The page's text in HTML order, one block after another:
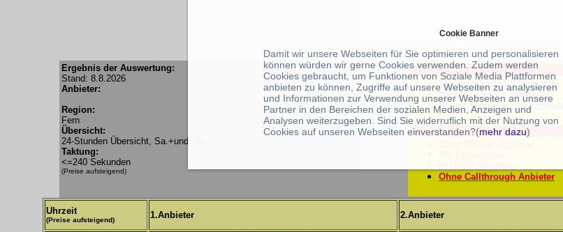
Ergebnis der Auswertung:
Stand: 8.8.2026
Anbieter:
Region:
Fern
Übersicht:
24-Stunden Übersicht, Sa.+und+So
Taktung:
<=240 Sekunden
(Preise aufsteigend)
Festnetz-Tarife für Werktage
Handy-Tarife für Werktage
Handy-Tarife für
Ohne Callthrough Anbieter
Uhrzeit
(Preise aufsteigend) 1.Anbieter 2.Anbieter
Cookie Banner
Damit wir unsere Webseiten für Sie optimieren und personalisieren
können würden wir gerne Cookies verwenden. Zudem werden
Cookies gebraucht, um Funktionen von Soziale Media Plattformen
anbieten zu können, Zugriffe auf unsere Webseiten zu analysieren
und Informationen zur Verwendung unserer Webseiten an unsere
Partner in den Bereichen der sozialen Medien, Anzeigen und
Analysen weiterzugeben. Sind Sie widerruflich mit der Nutzung von
Cookies auf unseren Webseiten einverstanden?(mehr dazu)